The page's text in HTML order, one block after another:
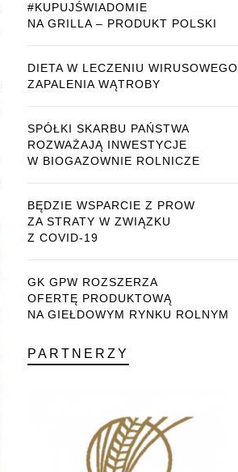
#KUPUJŚWIADOMIE
NA GRILLA – PRODUKT POLSKI
DIETA W LECZENIU WIRUSOWEGO
ZAPALENIA WĄTROBY
SPÓŁKI SKARBU PAŃSTWA
ROZWAŻAJĄ INWESTYCJE
W BIOGAZOWNIE ROLNICZE
BĘDZIE WSPARCIE Z PROW
ZA STRATY W ZWIĄZKU
Z COVID-19
GK GPW ROZSZERZA
OFERTĘ PRODUKTOWĄ
NA GIEŁDOWYM RYNKU ROLNYM
PARTNERZY